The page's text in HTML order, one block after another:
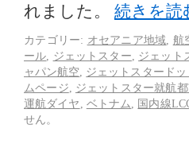
れました。 続きを読
カテゴリー: オセアニア地域 航
ール
ジェットスター ジェット
ャパン航空
ジェットスタードッ
ムページ
ジェットスター就航
運航ダイヤ
ベトナム 国内線
せん。